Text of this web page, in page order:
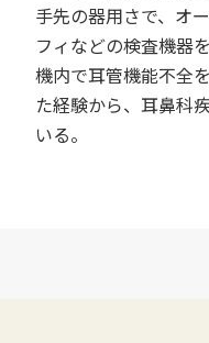
手先の器用さで、オ
フィなどの検査機器
機内で耳管機能不全
た経験から、耳鼻科
いる。